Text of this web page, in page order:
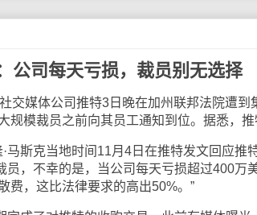
公司每天亏损，裁员别无选择
交媒体公司推特3日晚在加州联邦法院遭到
规模裁员之前向其员工通知到位。据悉，推
马斯克当地时间11月4日在推特发文回应推
员，不幸的是，当公司每天亏损超过400万
费，这比法律要求的高出50%。”